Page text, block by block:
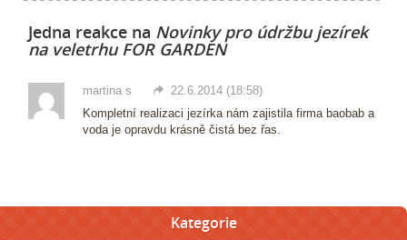
Jedna reakce na Novinky pro údržbu jezírek
na veletrhu FOR GARDEN
martina s
22.6.2014 (18:58)
Kompletní realizaci jezírka nám zajistila firma baobab a
voda je opravdu krásně čistá bez řas.
Kategorie